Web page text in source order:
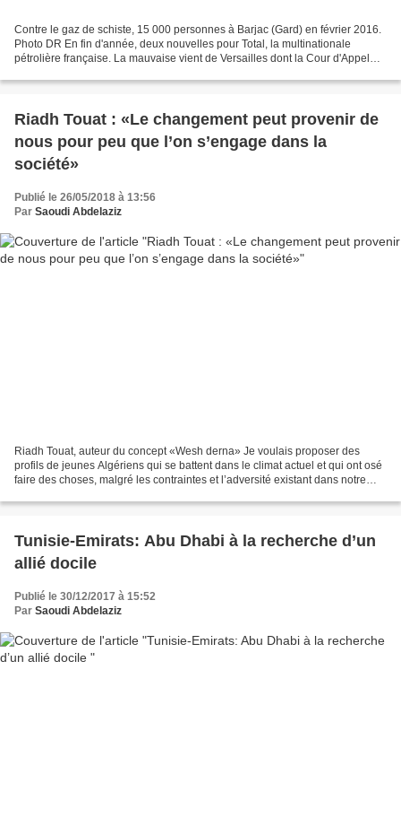
Contre le gaz de schiste, 15 000 personnes à Barjac (Gard) en février 2016.
Photo DR En fin d'année, deux nouvelles pour Total, la multinationale
pétrolière française. La mauvaise vient de Versailles dont la Cour d'Appel
Riadh Touat : «Le changement peut provenir de
nous pour peu que l’on s’engage dans la
société»
Publié le 26/05/2018 à 13:56
Par Saoudi Abdelaziz
Riadh Touat, auteur du concept «Wesh derna» Je voulais proposer des
profils de jeunes Algériens qui se battent dans le climat actuel et qui ont osé
faire des choses, malgré les contraintes et l’adversité existant dans notre
Tunisie-Emirats: Abu Dhabi à la recherche d’un
allié docile
Publié le 30/12/2017 à 15:52
Par Saoudi Abdelaziz